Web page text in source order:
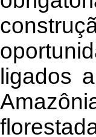
ligados